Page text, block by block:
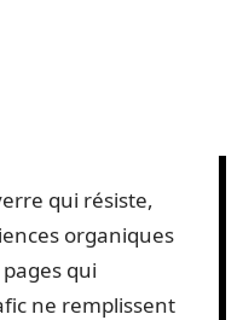
qui résiste,
organiques
qui
ne remplissent